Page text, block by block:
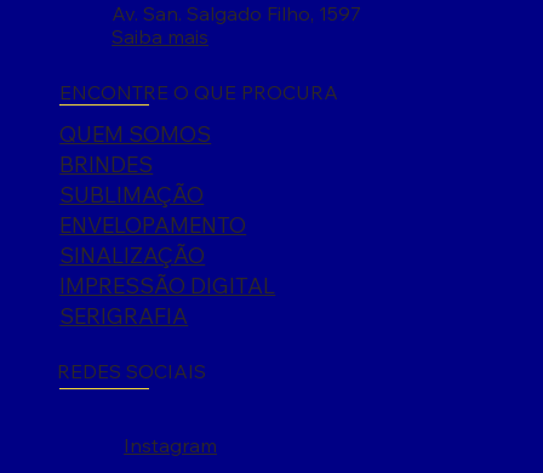
Av. San. Salgado Filho, 1597
Saiba mais
ENCONTRE O QUE PROCURA
QUEM SOMOS
BRINDES
SUBLIMAÇÃO
ENVELOPAMENTO
SINALIZAÇÃO
IMPRESSÃO DIGITAL
SERIGRAFIA
REDES SOCIAIS
Instagram